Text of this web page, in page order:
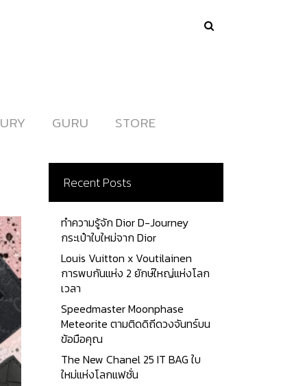
GURU
GURU STORE
STORE
Recent Posts
ทำความรู้จัก Dior D-Journey
กระเป๋าใบใหม่จาก Dior
Louis Vuitton x Voutilainen
การพบกันแห่ง 2 ยักษ์ใหญ่แห่งโลก
เวลา
Speedmaster Moonphase
Meteorite ตามติดดิถีดวงจันทร์บน
ข้อมือคุณ
The New Chanel 25 IT BAG ใบ
ใหม่แห่งโลกแฟชั่น